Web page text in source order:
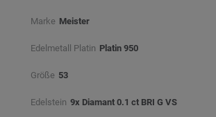
Marke Meister
Edelmetall Platin Platin 950
Größe 53
Edelstein 9x Diamant 0.1 ct BRI G VS